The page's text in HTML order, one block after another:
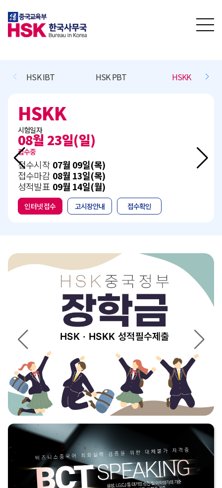
HSKK BCT L/R/(W) BCT Speaking
BCT L/R/(W)
11월 15일(일)
접수시작10월 13일(화)
접수마감11월 05일(목)
성적발표12월 15일(화)
인터넷 접수 고시장안내